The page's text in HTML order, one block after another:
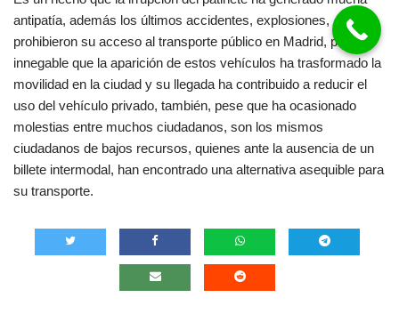
antipatía, además los últimos accidentes, explosiones,
prohibieron su acceso al transporte público en Madrid, pero es
innegable que la aparición de estos vehículos ha trasformado la
movilidad en la ciudad y su llegada ha contribuido a reducir el
uso del vehículo privado, también, pese que ha ocasionado
molestias entre muchos ciudadanos, son los mismos
ciudadanos de bajos recursos, quienes ante la ausencia de un
billete intermodal, han encontrado una alternativa asequible para
su transporte.